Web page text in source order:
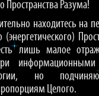
Пространства Разума!
находитесь на
лишь малое
но
Целого.